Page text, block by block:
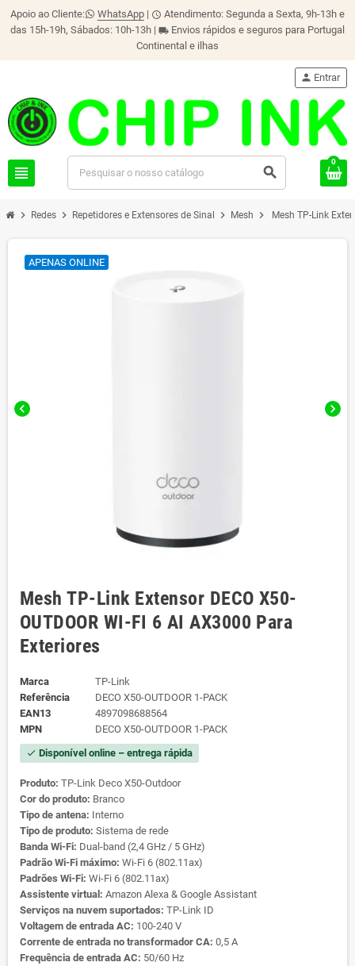
Apoio ao Cliente: WhatsApp | schedule Atendimento: Segunda a Sexta, 9h-13h e
das 15h-19h, Sábados: 10h-13h | local_shipping Envios rápidos e seguros para Portugal
Continental e ilhas
view_headline search
person Entrar
0
chevron_right Redes chevron_right Repetidores e Extensores de Sinal chevron_right Mesh chevron_right Mesh TP-Link
chevron_left chevron_right
APENAS ONLINE
Mesh TP-Link Extensor DECO X50-
OUTDOOR WI-FI 6 AI AX3000 Para
Exteriores
Marca
TP-Link
Referência
DECO X50-OUTDOOR 1-PACK
EAN13
4897098688564
MPN
DECO X50-OUTDOOR 1-PACK
check Disponível online – entrega rápida
Produto: TP-Link Deco X50-Outdoor
Cor do produto: Branco
Tipo de antena: Interno
Tipo de produto: Sistema de rede
Banda Wi‑Fi: Dual‑band (2,4 GHz / 5 GHz)
Padrão Wi‑Fi máximo: Wi‑Fi 6 (802.11ax)
Padrões Wi‑Fi: Wi‑Fi 6 (802.11ax)
Assistente virtual: Amazon Alexa & Google Assistant
Serviços na nuvem suportados: TP-Link ID
Voltagem de entrada AC: 100-240 V
Corrente de entrada no transformador CA: 0,5 A
Frequência de entrada AC: 50/60 Hz